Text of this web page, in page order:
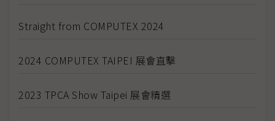
Straight from COMPUTEX 2024
2024 COMPUTEX TAIPEI 展會直擊
2023 TPCA Show Taipei 展會精選